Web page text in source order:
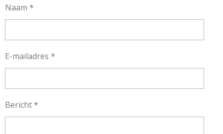
Naam *
E-mailadres *
Bericht *